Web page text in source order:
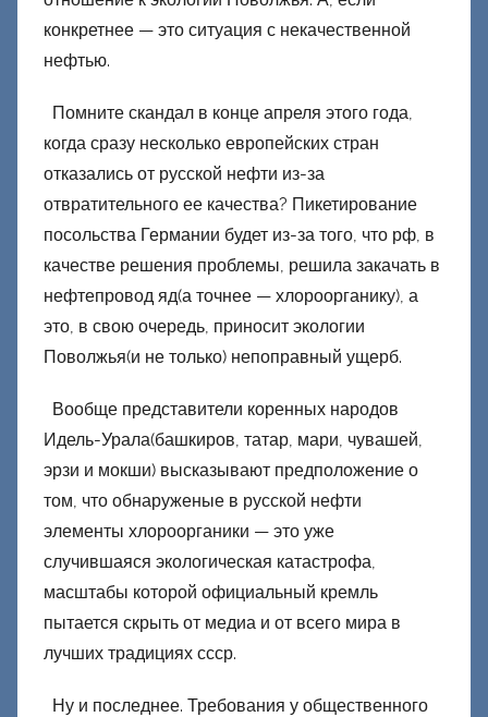
конкретнее — это ситуация с некачественной
нефтью.
Помните скандал в конце апреля этого года,
когда сразу несколько европейских стран
отказались от русской нефти из-за
отвратительного ее качества? Пикетирование
посольства Германии будет из-за того, что рф, в
качестве решения проблемы, решила закачать в
нефтепровод яд(а точнее — хлороорганику), а
это, в свою очередь, приносит экологии
Поволжья(и не только) непоправный ущерб.
Вообще представители коренных народов
Идель-Урала(башкиров, татар, мари, чувашей,
эрзи и мокши) высказывают предположение о
том, что обнаруженые в русской нефти
элементы хлороорганики — это уже
случившаяся экологическая катастрофа,
масштабы которой официальный кремль
пытается скрыть от медиа и от всего мира в
лучших традициях ссср.
Ну и последнее. Требования у общественного